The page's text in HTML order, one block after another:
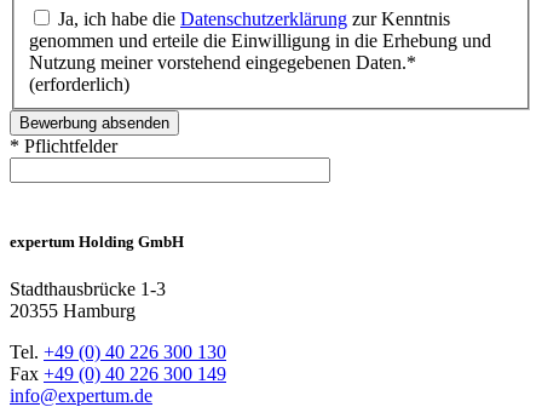
Ja, ich habe die Datenschutzerklärung zur Kenntnis
genommen und erteile die Einwilligung in die Erhebung und
Nutzung meiner vorstehend eingegebenen Daten.*
(erforderlich)
* Pflichtfelder
expertum Holding GmbH
Stadthausbrücke 1-3
20355 Hamburg
Tel. +49 (0) 40 226 300 130
Fax +49 (0) 40 226 300 149
info@expertum.de